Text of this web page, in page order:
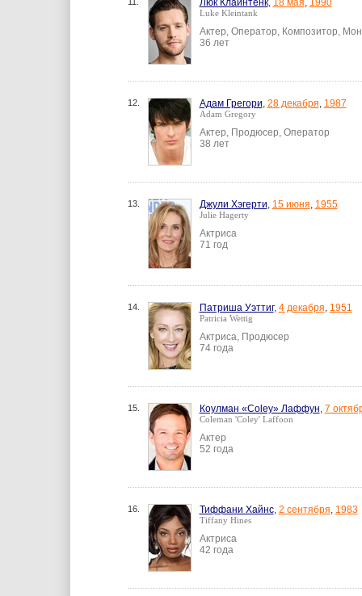
Люк Клайнтенк, 18 мая, 1990
Luke Kleintank
Актер, Оператор, Композитор,
36 лет
12. Адам Грегори, 28 декабря, 1987
Adam Gregory
Актер, Продюсер, Оператор
38 лет
13. Джули Хэгерти, 15 июня, 1955
Julie Hagerty
Актриса
71 год
14. Патриша Уэттиг, 4 декабря, 1951
Patricia Wettig
Актриса, Продюсер
74 года
15. Коулман «Coley» Лаффун, 7
Coleman 'Coley' Laffoon
Актер
52 года
16. Тиффани Хайнс, 2 сентября, 1983
Tiffany Hines
Актриса
42 года